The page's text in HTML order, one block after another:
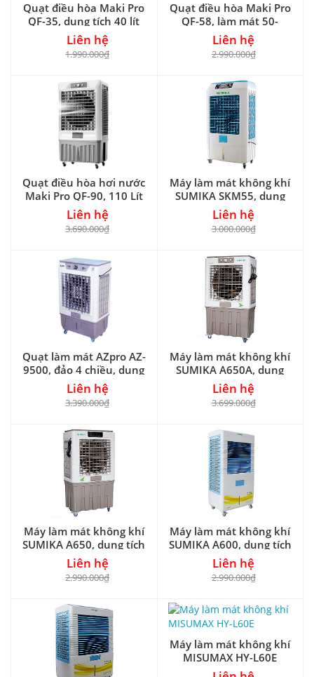
Quạt điều hòa Maki Pro
QF-35, dung tích 40 lít
Liên hệ
1.990.000₫
Quạt điều hòa Maki Pro
QF-58, làm mát 50-
60m2
Liên hệ
2.990.000₫
Quạt điều hòa hơi nước
Maki Pro QF-90, 110 Lít
Liên hệ
3.690.000₫
Máy làm mát không khí
SUMIKA SKM55, dung
tích 40L nước
Liên hệ
3.000.000₫
Quạt làm mát AZpro AZ-
9500, đảo 4 chiều, dung
tích 60L
Liên hệ
3.390.000₫
Máy làm mát không khí
SUMIKA A650A, dung
tích 70 lít nước
Liên hệ
3.699.000₫
Máy làm mát không khí
SUMIKA A650, dung tích
bình 70 lít
Liên hệ
2.990.000₫
Máy làm mát không khí
SUMIKA A600, dung tích
bình 40 lít
Liên hệ
2.990.000₫
Máy làm mát không khí
MISUMAX HY-L60E